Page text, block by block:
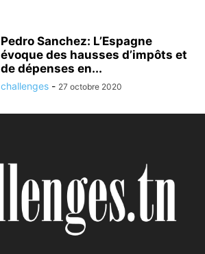
Pedro Sanchez: L’Espagne
évoque des hausses d’impôts et
de dépenses en...
challenges - 27 octobre 2020